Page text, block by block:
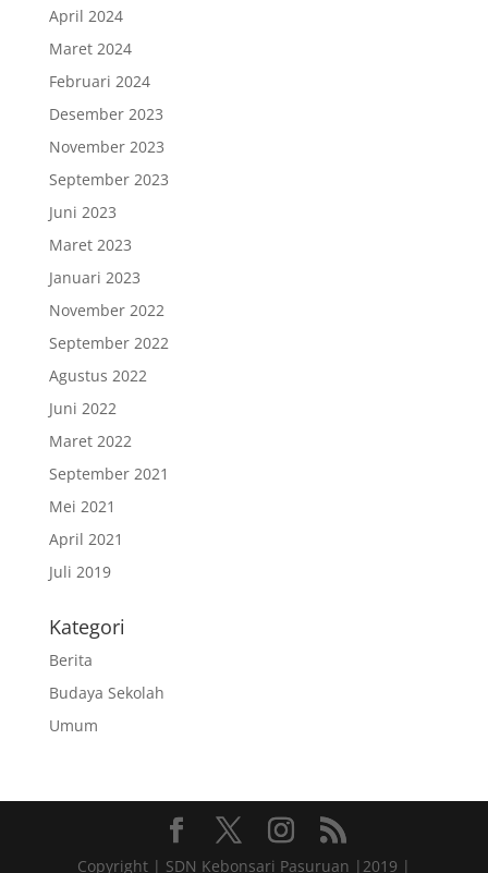
April 2024
Maret 2024
Februari 2024
Desember 2023
November 2023
September 2023
Juni 2023
Maret 2023
Januari 2023
November 2022
September 2022
Agustus 2022
Juni 2022
Maret 2022
September 2021
Mei 2021
April 2021
Juli 2019
Kategori
Berita
Budaya Sekolah
Umum
Copyright | SDN Kebonsari Pasuruan |2019 |